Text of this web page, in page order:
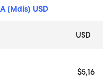
A (Mdis) USD
USD
$5,16